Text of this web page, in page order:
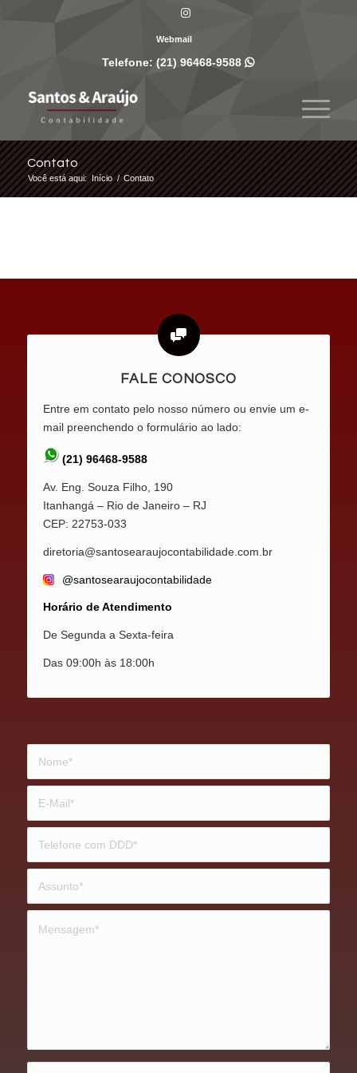
Webmail
Telefone:(21) 96468-9588
Contato
Você está aqui: Início / Contato
FALE CONOSCO
Entre em contato pelo nosso número ou envie um e-
mail preenchendo o formulário ao lado:
(21) 96468-9588
Av. Eng. Souza Filho, 190
Itanhangá – Rio de Janeiro – RJ
CEP: 22753-033
diretoria@santosearaujocontabilidade.com.br
@santosearaujocontabilidade
Horário de Atendimento
De Segunda a Sexta-feira
Das 09:00h às 18:00h